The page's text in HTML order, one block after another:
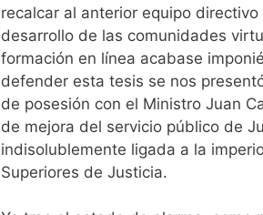
recalcar al anterior equipo
desarrollo de las comunidades
formación en línea acabase
defender esta tesis se nos
de posesión con el Ministro Juan
de mejora del servicio público de
indisolublemente ligada a la
Superiores de Justicia.